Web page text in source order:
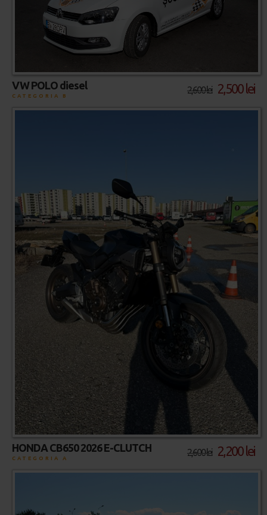
2,600 lei 2,500 lei
VW POLO diesel
CATEGORIA B
2,600 lei 2,200 lei
HONDA CB650 2026 E-CLUTCH
CATEGORIA A